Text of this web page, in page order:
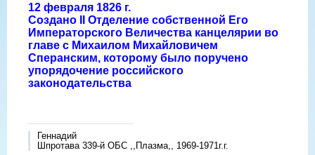
12 февраля 1826 г.
Создано II Отделение собственной Его
Императорского Величества канцелярии во
главе с Михаилом Михайловичем
Сперанским, которому было поручено
упорядочение российского
законодательства
Геннадий
Шпротава 339-й ОБС ,,Плазма,, 1969-1971г.г.